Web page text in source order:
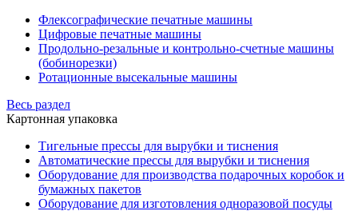
Флексографические печатные машины
Цифровые печатные машины
Продольно-резальные и контрольно-счетные машины
(бобинорезки)
Ротационные высекальные машины
Весь раздел
Картонная упаковка
Тигельные прессы для вырубки и тиснения
Автоматические прессы для вырубки и тиснения
Оборудование для производства подарочных коробок и
бумажных пакетов
Оборудование для изготовления одноразовой посуды